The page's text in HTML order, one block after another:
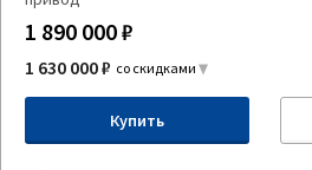
1 890 000 ₽
1 630 000 ₽ со скидками
Купить